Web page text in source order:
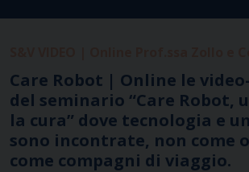
Care Robot | Online le
del seminario “Care Robot,
la cura” dove tecnologia e
sono incontrate, non come
come compagni di viaggio.